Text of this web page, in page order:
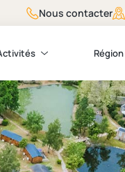
Nous contacter
Région